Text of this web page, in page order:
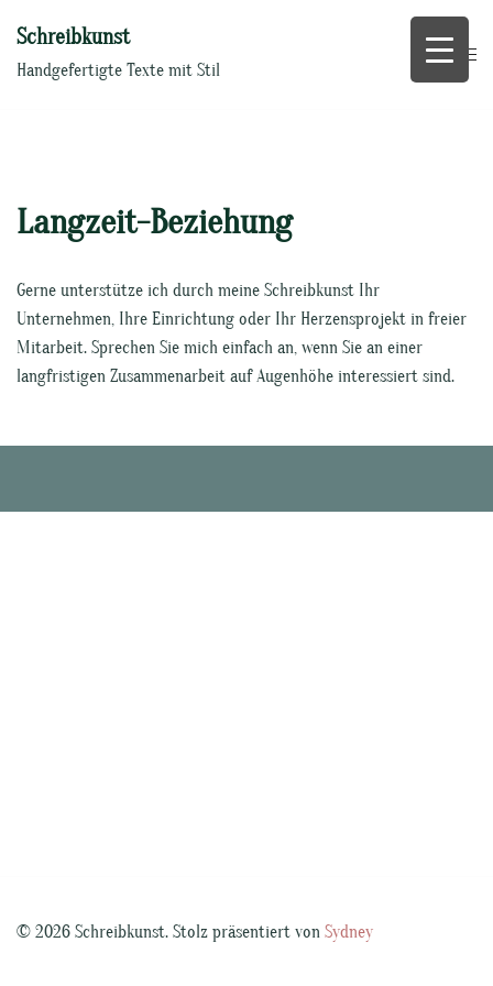
Inhalt
springen
Schreibkunst
Handgefertigte Texte mit Stil
Langzeit-Beziehung
Gerne unterstütze ich durch meine Schreibkunst Ihr
Unternehmen, Ihre Einrichtung oder Ihr Herzensprojekt in freier
Mitarbeit. Sprechen Sie mich einfach an, wenn Sie an einer
langfristigen Zusammenarbeit auf Augenhöhe interessiert sind.
© 2026 Schreibkunst. Stolz präsentiert von Sydney